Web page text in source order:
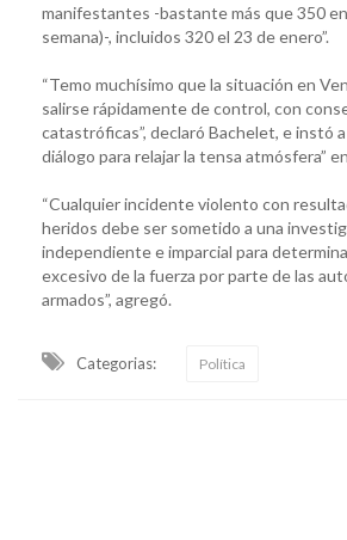
manifestantes -bastante más que 350
semana)-, incluidos 320 el 23 de enero”.
“Temo muchísimo que la situación en
salirse rápidamente de control, con
catastróficas”, declaró Bachelet, e instó
diálogo para relajar la tensa atmósfera”
“Cualquier incidente violento con
heridos debe ser sometido a una
independiente e imparcial para
excesivo de la fuerza por parte de las
armados”, agregó.
Categorias: Política